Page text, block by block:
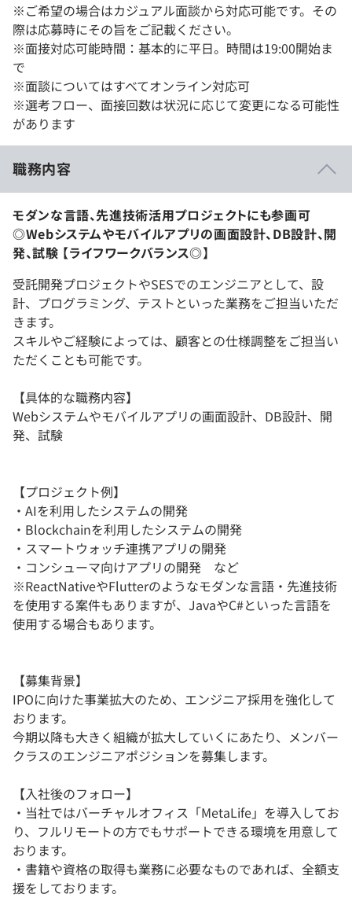
※ご希望の場合はカジュアル面談から対応可能です。その
際は応募時にその旨をご記載ください。
※面接対応可能時間：基本的に平日。時間は19:00開始ま
で
※面談についてはすべてオンライン対応可
※選考フロー、面接回数は状況に応じて変更になる可能性
があります
職務内容
モダンな言語、先進技術活用プロジェクトにも参画可
◎Webシステムやモバイルアプリの画面設計、DB設計、開
発、試験 【ライフワークバランス◎】
受託開発プロジェクトやSESでのエンジニアとして、設
計、プログラミング、テストといった業務をご担当いただ
きます。
スキルやご経験によっては、顧客との仕様調整をご担当い
ただくことも可能です。
【具体的な職務内容】
Webシステムやモバイルアプリの画面設計、DB設計、開
発、試験
【プロジェクト例】
・AIを利用したシステムの開発
・Blockchainを利用したシステムの開発
・スマートウォッチ連携アプリの開発
・コンシューマ向けアプリの開発 など
※ReactNativeやFlutterのようなモダンな言語・先進技術
を使用する案件もありますが、JavaやC#といった言語を
使用する場合もあります。
【募集背景】
IPOに向けた事業拡大のため、エンジニア採用を強化して
おります。
今期以降も大きく組織が拡大していくにあたり、メンバー
クラスのエンジニアポジションを募集します。
【入社後のフォロー】
・当社ではバーチャルオフィス「MetaLife」を導入してお
り、フルリモートの方でもサポートできる環境を用意して
おります。
・書籍や資格の取得も業務に必要なものであれば、全額支
援をしております。